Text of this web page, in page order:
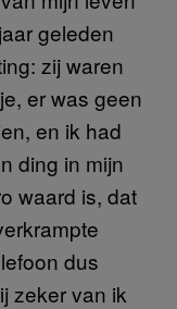
geleden
zij waren
er was geen
en ik had
ding in mijn
waard is, dat
dus
zeker van ik